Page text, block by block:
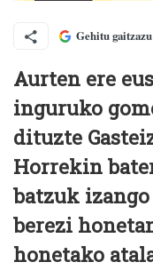
Gehitu
Aurten ere
inguruko
dituzte
Horrekin
batzuk
berezi
honetako